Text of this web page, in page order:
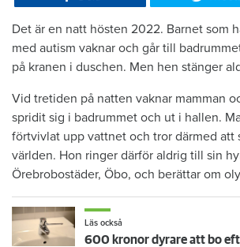
Det är en natt hösten 2022. Barnet som
med autism vaknar och går till
på kranen i duschen. Men hen stänger
Vid tretiden på natten vaknar mamman
spridit sig i badrummet och ut i hallen.
förtvivlat upp vattnet och tror därmed att
världen. Hon ringer därför aldrig till sin
Örebrobostäder, Öbo, och berättar om
Läs också